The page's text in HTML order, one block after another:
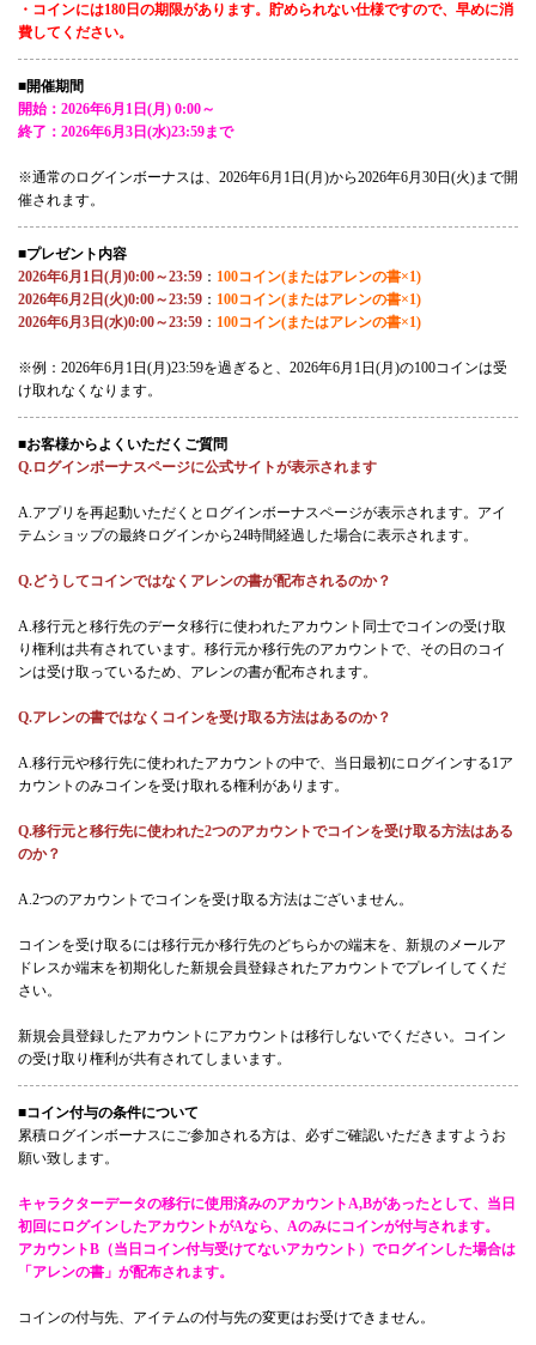
・コインには180日の期限があります。貯められない仕様ですので、早めに消
費してください。
■開催期間
開始：2026年6月1日(月) 0:00～
終了：2026年6月3日(水)23:59まで
※通常のログインボーナスは、2026年6月1日(月)から2026年6月30日(火)まで開
催されます。
■プレゼント内容
2026年6月1日(月)0:00～23:59 ： 100コイン(またはアレンの書×1)
2026年6月2日(火)0:00～23:59 ： 100コイン(またはアレンの書×1)
2026年6月3日(水)0:00～23:59 ： 100コイン(またはアレンの書×1)
※例：2026年6月1日(月)23:59を過ぎると、2026年6月1日(月)の100コインは受
け取れなくなります。
■お客様からよくいただくご質問
Q.ログインボーナスページに公式サイトが表示されます
A.アプリを再起動いただくとログインボーナスページが表示されます。アイ
テムショップの最終ログインから24時間経過した場合に表示されます。
Q.どうしてコインではなくアレンの書が配布されるのか？
A.移行元と移行先のデータ移行に使われたアカウント同士でコインの受け取
り権利は共有されています。移行元か移行先のアカウントで、その日のコイ
ンは受け取っているため、アレンの書が配布されます。
Q.アレンの書ではなくコインを受け取る方法はあるのか？
A.移行元や移行先に使われたアカウントの中で、当日最初にログインする1ア
カウントのみコインを受け取れる権利があります。
Q.移行元と移行先に使われた2つのアカウントでコインを受け取る方法はある
のか？
A.2つのアカウントでコインを受け取る方法はございません。
コインを受け取るには移行元か移行先のどちらかの端末を、新規のメールア
ドレスか端末を初期化した新規会員登録されたアカウントでプレイしてくだ
さい。
新規会員登録したアカウントにアカウントは移行しないでください。コイン
の受け取り権利が共有されてしまいます。
■コイン付与の条件について
累積ログインボーナスにご参加される方は、必ずご確認いただきますようお
願い致します。
キャラクターデータの移行に使用済みのアカウントA,Bがあったとして、当日
初回にログインしたアカウントがAなら、Aのみにコインが付与されます。
アカウントB（当日コイン付与受けてないアカウント）でログインした場合は
「アレンの書」が配布されます。
コインの付与先、アイテムの付与先の変更はお受けできません。